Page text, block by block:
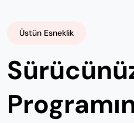
Üstün Esneklik